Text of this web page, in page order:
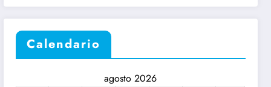
Calendario
agosto 2026